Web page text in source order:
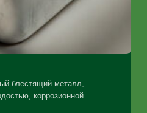
блестящий металл,
коррозионной